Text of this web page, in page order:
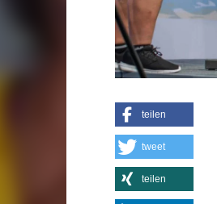
teilen
tweet
teilen